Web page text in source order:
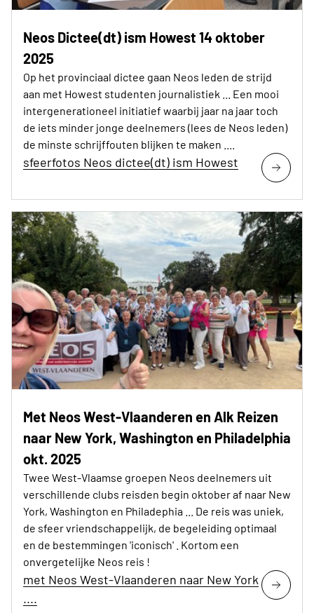
Neos Dictee(dt) ism Howest 14 oktober
2025
Op het provinciaal dictee gaan Neos leden de strijd
aan met Howest studenten journalistiek ... Een mooi
intergenerationeel initiatief waarbij jaar na jaar toch
de iets minder jonge deelnemers (lees de Neos leden)
de minste schrijffouten blijken te maken ....
sfeerfotos Neos dictee(dt) ism Howest
Met Neos West-Vlaanderen en Alk Reizen
naar New York, Washington en Philadelphia
okt. 2025
Twee West-Vlaamse groepen Neos deelnemers uit
verschillende clubs reisden begin oktober af naar New
York, Washington en Philadephia ... De reis was uniek,
de sfeer vriendschappelijk, de begeleiding optimaal
en de bestemmingen 'iconisch' . Kortom een
onvergetelijke Neos reis !
met Neos West-Vlaanderen naar New York
....